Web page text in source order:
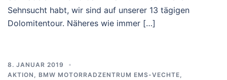
Sehnsucht habt, wir sind auf unserer 13 tägigen
Dolomitentour. Näheres wie immer […]
8. JANUAR 2019
AKTION
BMW MOTORRADZENTRUM EMS-VECHTE